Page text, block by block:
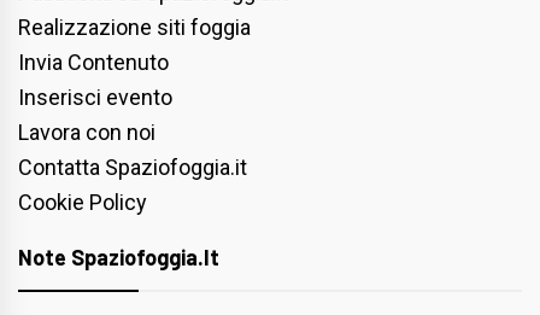
Realizzazione siti foggia
Invia Contenuto
Inserisci evento
Lavora con noi
Contatta Spaziofoggia.it
Cookie Policy
Note Spaziofoggia.it